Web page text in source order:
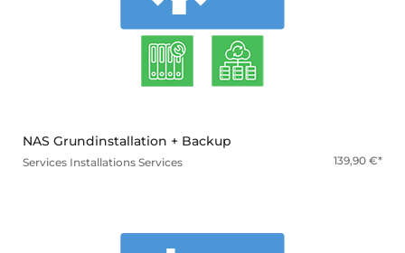
NAS Grundinstallation + Backup
Services Installations Services 139,90 €